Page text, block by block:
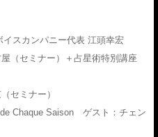
スカンパニー代表 江頭幸宏
（セミナー）＋占星術特別講座
セミナー）
Chaque Saison ゲスト：チェン